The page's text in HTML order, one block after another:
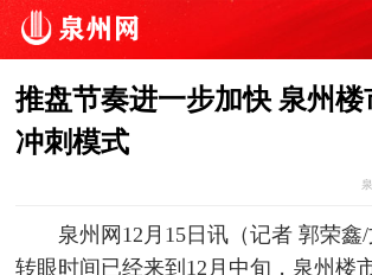
推盘节奏进一步加快 泉州
冲刺模式
泉州网12月15日讯（记者 郭荣鑫/
转眼时间已经来到12月中旬，泉州楼